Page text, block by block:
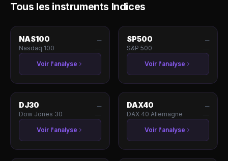
Tous les instruments Indices
NAS100
Nasdaq 100
—
—
Voir l'analyse
SP500
S&P 500
—
—
Voir l'analyse
DJ30
Dow Jones 30
—
—
Voir l'analyse
DAX40
DAX 40 Allemagne
—
—
Voir l'analyse